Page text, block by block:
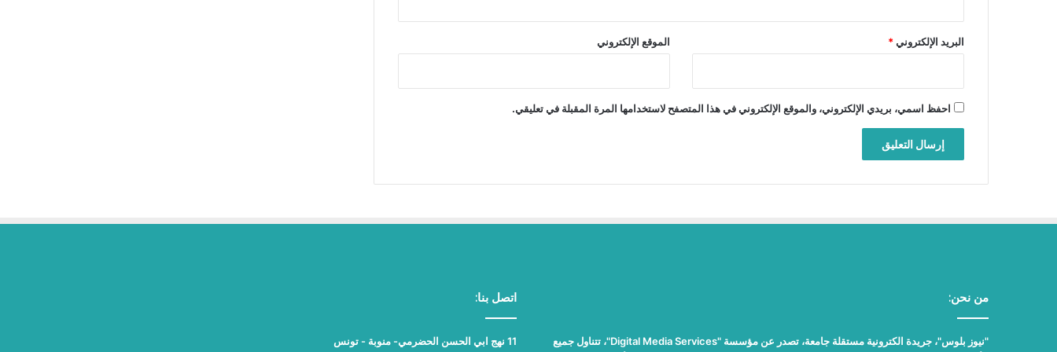
البريد الإلكتروني* الموقع الإلكتروني
احفظ اسمي، بريدي الإلكتروني، والموقع الإلكتروني في هذا المتصفح لاستخدامها المرة المقبلة في تعليقي.
من نحن:
"نيوز بلوس"، جريدة الكترونية مستقلة جامعة، تصدر عن مؤسسة "Digital Media Services"، تتناول جميع
اتصل بنا:
11 نهج ابي الحسن الحضرمي- منوبة - تونس